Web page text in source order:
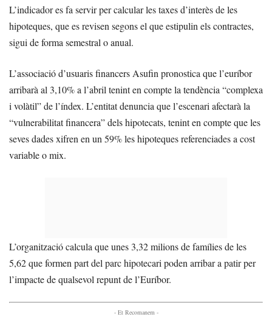
L’indicador es fa servir per calcular les taxes d’interès de les
hipoteques, que es revisen segons el que estipulin els contractes,
sigui de forma semestral o anual.
L’associació d’usuaris financers Asufin pronostica que l’euríbor
arribarà al 3,10% a l’abril tenint en compte la tendència “complexa
i volàtil” de l’índex. L’entitat denuncia que l’escenari afectarà la
“vulnerabilitat financera” dels hipotecats, tenint en compte que les
seves dades xifren en un 59% les hipoteques referenciades a cost
variable o mix.
L’organització calcula que unes 3,32 milions de famílies de les
5,62 que formen part del parc hipotecari poden arribar a patir per
l’impacte de qualsevol repunt de l’Euríbor.
- Et Recomanem -